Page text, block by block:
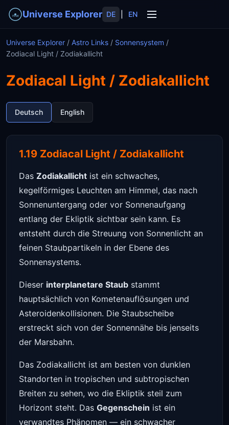
Universe Explorer DE EN
Universe Explorer / Astro Links / Sonnensystem /
Zodiacal Light / Zodiakallicht
Zodiacal Light / Zodiakallicht
Deutsch English
1.19 Zodiacal Light / Zodiakallicht
Das Zodiakallicht ist ein schwaches,
kegelförmiges Leuchten am Himmel, das nach
Sonnenuntergang oder vor Sonnenaufgang
entlang der Ekliptik sichtbar sein kann. Es
entsteht durch die Streuung von Sonnenlicht an
feinen Staubpartikeln in der Ebene des
Sonnensystems.
Dieser interplanetare Staub stammt
hauptsächlich von Kometenauflösungen und
Asteroidenkollisionen. Die Staubscheibe
erstreckt sich von der Sonnennähe bis jenseits
der Marsbahn.
Das Zodiakallicht ist am besten von dunklen
Standorten in tropischen und subtropischen
Breiten zu sehen, wo die Ekliptik steil zum
Horizont steht. Das Gegenschein ist ein
verwandtes Phänomen — ein schwacher